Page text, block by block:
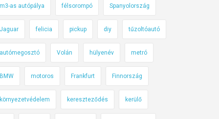
m3-as autópálya félsorompó Spanyolország
Jaguar felicia pickup diy tűzoltóautó
autómegosztó Volán hülyenév metró
BMW motoros Frankfurt Finnország
környezetvédelem kereszteződés kerülő